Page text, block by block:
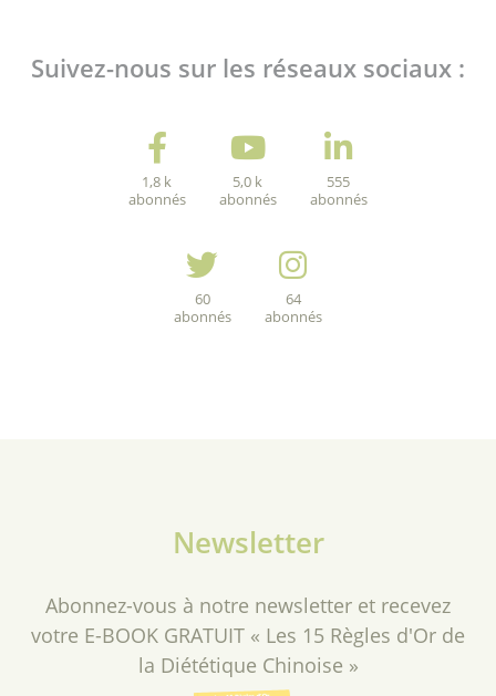
Suivez-nous sur les réseaux sociaux :
1,8 k
abonnés
5,0 k
abonnés
555
abonnés
60
abonnés
64
abonnés
Newsletter
Abonnez-vous à notre newsletter et recevez
votre E-BOOK GRATUIT « Les 15 Règles d'Or de
la Diététique Chinoise »